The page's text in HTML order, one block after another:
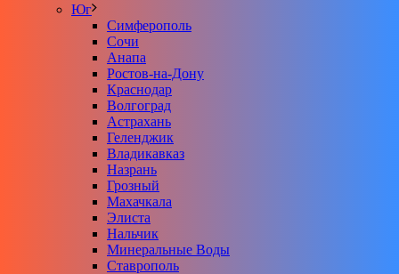
Юг
Симферополь
Сочи
Анапа
Ростов-на-Дону
Краснодар
Волгоград
Астрахань
Геленджик
Владикавказ
Назрань
Грозный
Махачкала
Элиста
Нальчик
Минеральные Воды
Ставрополь